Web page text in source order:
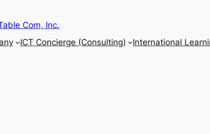
Com, Inc.
ICT Concierge (Consulting) International